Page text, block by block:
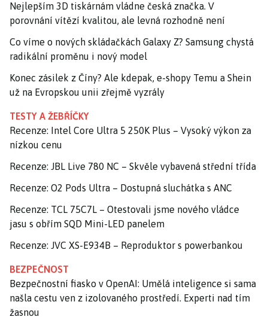
Nejlepším 3D tiskárnám vládne česká značka. V
porovnání vítězí kvalitou, ale levná rozhodně není
Co víme o nových skládačkách Galaxy Z? Samsung chystá
radikální proměnu i nový model
Konec zásilek z Číny? Ale kdepak, e-shopy Temu a Shein
už na Evropskou unii zřejmě vyzrály
TESTY A ŽEBŘÍČKY
Recenze: Intel Core Ultra 5 250K Plus – Vysoký výkon za
nízkou cenu
Recenze: JBL Live 780 NC – Skvěle vybavená střední třída
Recenze: O2 Pods Ultra – Dostupná sluchátka s ANC
Recenze: TCL 75C7L – Otestovali jsme nového vládce
jasu s obřím SQD Mini-LED panelem
Recenze: JVC XS-E934B – Reproduktor s powerbankou
BEZPEČNOST
Bezpečnostní fiasko v OpenAI: Umělá inteligence si sama
našla cestu ven z izolovaného prostředí. Experti nad tím
žasnou